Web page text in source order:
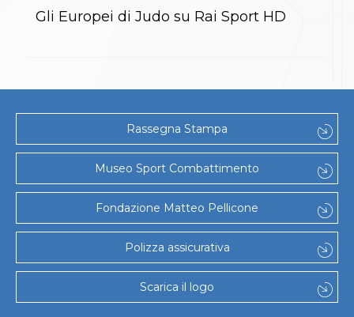
News
Cookies Accept
Corsi Monotematici
Corsi FIJLKAM-FISDIR
Corsi Preparatore Fisico
Edutraining class - Didattica infantile
Corso dirigenti sportivi
Corso Direttore di Gara
Abilitazioni
Sportello Fiscale
News
Modulistica
FAQ
Quesiti fiscali
Sostenibilità
Gli Europei di Judo su Rai Sport HD
Rassegna Stampa
Museo Sport Combattimento
Fondazione Matteo Pellicone
Polizza assicurativa
Scarica il logo